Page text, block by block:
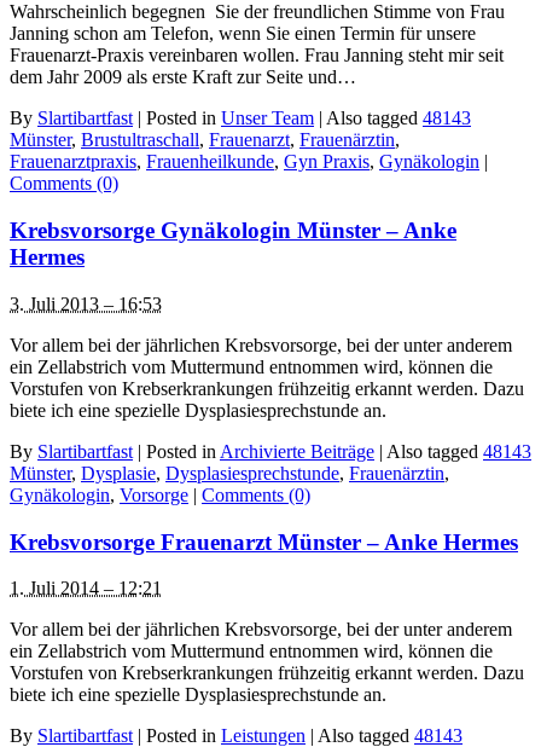
Wahrscheinlich begegnen Sie der freundlichen Stimme von Frau
Janning schon am Telefon, wenn Sie einen Termin für unsere
Frauenarzt-Praxis vereinbaren wollen. Frau Janning steht mir seit
dem Jahr 2009 als erste Kraft zur Seite und…
By Slartibartfast Posted in Unser Team Also tagged 48143
Münster, Brustultraschall, Frauenarzt, Frauenärztin,
Frauenarztpraxis, Frauenheilkunde, Gyn Praxis, Gynäkologin
Comments (0)
Krebsvorsorge Gynäkologin Münster – Anke
Hermes
3. Juli 2013 – 16:53
Vor allem bei der jährlichen Krebsvorsorge, bei der unter anderem
ein Zellabstrich vom Muttermund entnommen wird, können die
Vorstufen von Krebserkrankungen frühzeitig erkannt werden. Dazu
biete ich eine spezielle Dysplasiesprechstunde an.
By Slartibartfast | Posted in Archivierte Beiträge | Also tagged 48143
Münster, Dysplasie, Dysplasiesprechstunde, Frauenärztin,
Gynäkologin, Vorsorge | Comments (0)
Krebsvorsorge Frauenarzt Münster – Anke Hermes
1. Juli 2014 – 12:21
Vor allem bei der jährlichen Krebsvorsorge, bei der unter anderem
ein Zellabstrich vom Muttermund entnommen wird, können die
Vorstufen von Krebserkrankungen frühzeitig erkannt werden. Dazu
biete ich eine spezielle Dysplasiesprechstunde an.
By Slartibartfast | Posted in Leistungen | Also tagged 48143